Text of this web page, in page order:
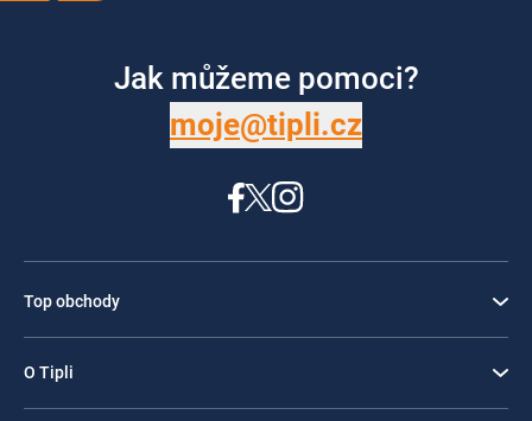
Jak můžeme pomoci?
moje@tipli.cz
Top obchody
O Tipli